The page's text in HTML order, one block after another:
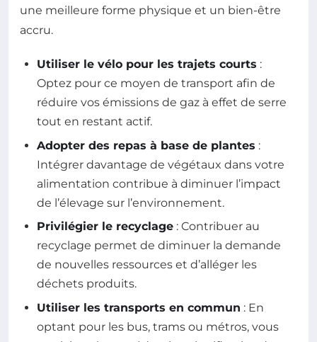
une meilleure forme physique et un bien-être
accru.
Utiliser le vélo pour les trajets courts :
Optez pour ce moyen de transport afin de
réduire vos émissions de gaz à effet de serre
tout en restant actif.
Adopter des repas à base de plantes :
Intégrer davantage de végétaux dans votre
alimentation contribue à diminuer l’impact
de l’élevage sur l’environnement.
Privilégier le recyclage : Contribuer au
recyclage permet de diminuer la demande
de nouvelles ressources et d’alléger les
déchets produits.
Utiliser les transports en commun : En
optant pour les bus, trams ou métros, vous